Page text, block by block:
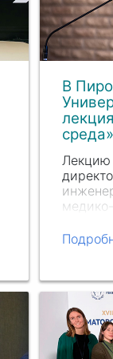
В
среда»
Лекцию
д.б.н.,
Егор…